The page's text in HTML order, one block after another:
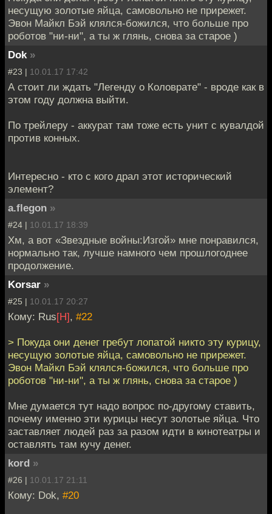
несущую золотые яйца, самовольно не прирежет.
Эвон Майкл Бэй клялся-божился, что больше про
роботов "ни-ни", а ты ж глянь, снова за старое )
Dok »
#23 | 10.01.17 17:42
А стоит ли ждать "Легенду о Коловрате" - вроде как в
этом году должна выйти.
По трейлеру - аккурат там тоже есть унит с кувалдой
против конных.
Интересно - кто с кого драл этот исторический
элемент?
a.flegon »
#24 | 10.01.17 18:39
Хм, а вот «Звездные войны:Изгой» мне понравился,
нормально так, лучше намного чем прошлогоднее
продолжение.
Korsar »
#25 | 10.01.17 20:27
Кому: Rus[H], #22
> Покуда они денег гребут лопатой никто эту курицу,
несущую золотые яйца, самовольно не прирежет.
Эвон Майкл Бэй клялся-божился, что больше про
роботов "ни-ни", а ты ж глянь, снова за старое )
Мне думается тут надо вопрос по-другому ставить,
почему именно эти курицы несут золотые яйца. Что
заставляет людей раз за разом идти в кинотеатры и
оставлять там кучу денег.
kord »
#26 | 10.01.17 21:11
Кому: Dok, #20